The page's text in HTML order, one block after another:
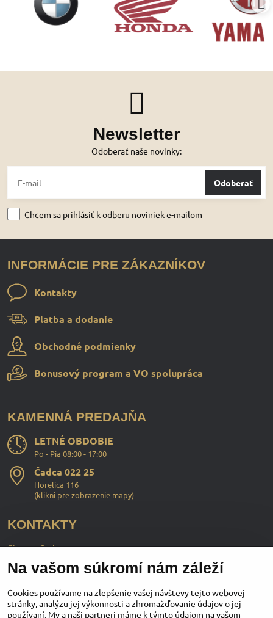
Newsletter
Odoberať naše novinky:
Odoberať
Chcem sa prihlásiť k odberu noviniek e-mailom
INFORMÁCIE PRE ZÁKAZNÍKOV
Kontakty
Platba a dodanie
Obchodné podmienky
Bonusový program a VO spolupráca
KAMENNÁ PREDAJŇA
LETNÉ OBDOBIE
Po - Pia 08:00 - 17:00
Čadca 022 25
Horelica 116
(klikni pre zobrazenie mapy)
KONTAKTY
ChopperStyle s.r.o.
Ing. Martin Murčo
+421 911 364 555
Na vašom súkromí nám záleží
Cookies používame na zlepšenie vašej návštevy tejto webovej
stránky, analýzu jej výkonnosti a zhromažďovanie údajov o jej
používaní. My a naši partneri máme k týmto údajom na vašom